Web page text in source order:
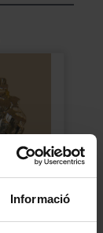
Informació